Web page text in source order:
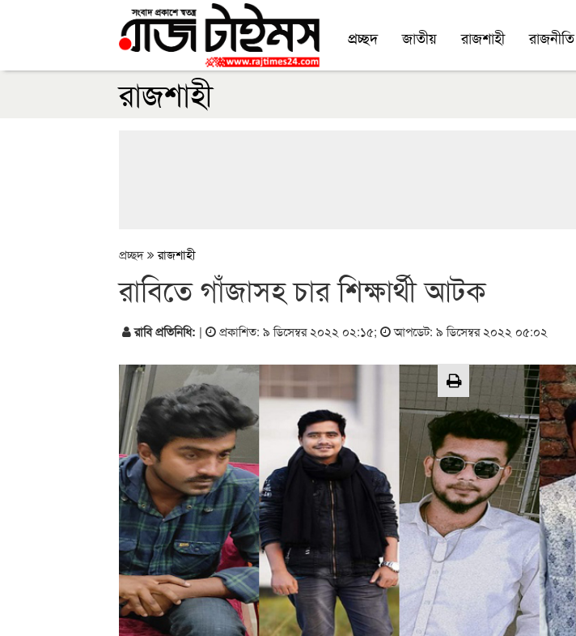
প্রচ্ছদ জাতীয় রাজশাহী রাজনীতি
রাজশাহী
প্রচ্ছদ রাজশাহী
রাবিতে গাঁজাসহ চার শিক্ষার্থী আটক
রাবি প্রতিনিধি: | প্রকাশিত: ৯ ডিসেম্বর ২০২২ ০২:১৫; আপডেট: ৯ ডিসেম্বর ২০২২ ০৫:০২